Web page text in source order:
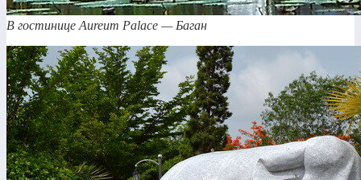
В гостинице Aureum Palace — Баган